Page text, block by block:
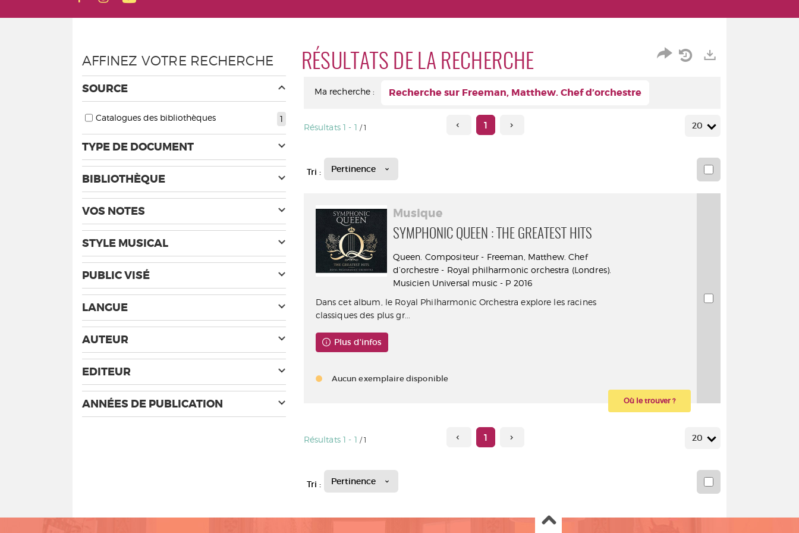
RÉSULTATS DE LA RECHERCHE
recherche
vos
Ma recherche : Recherche sur Freeman, Matthew. Chef d’orchestre
Résultats1 - 1 / 1 1 20
Tri : Pertinence
Musique
SYMPHONIC QUEEN : THE GREATEST HITS
Queen. Compositeur - Freeman, Matthew. Chef
d’orchestre - Royal philharmonic orchestra (Londres).
Musicien Universal music - P 2016
Dans cet album, le Royal Philharmonic Orchestra explore les racines
classiques des plus gr...
Plus d'infos
Aucun exemplaire disponible
Où le trouver ?
Résultats1 - 1 / 1 1 20
Tri : Pertinence
AFFINEZ VOTRE RECHERCHE
SOURCE
1
Catalogues des bibliothèques
TYPE DE DOCUMENT
BIBLIOTHÈQUE
VOS NOTES
STYLE MUSICAL
PUBLIC VISÉ
LANGUE
AUTEUR
EDITEUR
ANNÉES DE PUBLICATION